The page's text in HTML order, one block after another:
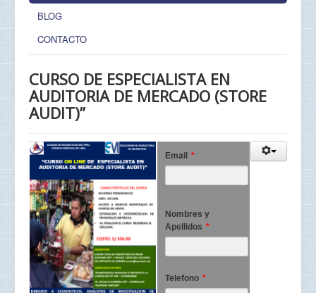
BLOG
CONTACTO
CURSO DE ESPECIALISTA EN
AUDITORIA DE MERCADO (STORE
AUDIT)”
Email *
Nombres y
Apellidos *
Telefono *